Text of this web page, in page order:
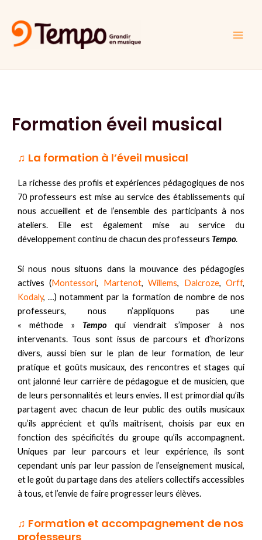
contenu
Formation éveil musical
♫ La formation à l’éveil musical
La richesse des profils et expériences pédagogiques de nos
70 professeurs est mise au service des établissements qui
nous accueillent et de l’ensemble des participants à nos
ateliers. Elle est également mise au service du
développement continu de chacun des professeurs Tempo.
Si nous nous situons dans la mouvance des pédagogies
actives (Montessori, Martenot,Willems, Dalcroze,Orff,
Kodaly, …) notamment par la formation de nombre de nos
professeurs, nous n’appliquons pas une
« méthode » Tempoqui viendrait s’imposer à nos
intervenants. Tous sont issus de parcours et d’horizons
divers, aussi bien sur le plan de leur formation, de leur
pratique et goûts musicaux, des rencontres et stages qui
ont jalonné leur carrière de pédagogue et de musicien, que
de leurs personnalités et leurs envies. Il est primordial qu’ils
partagent avec chacun de leur public des outils musicaux
qu’ils apprécient et qu’ils maîtrisent, choisis par eux en
fonction des spécificités du groupe qu’ils accompagnent.
Uniques par leur parcours et leur expérience, ils sont
cependant unis par leur passion de l’enseignement musical,
et le goût du partage dans des ateliers collectifs accessibles
à tous, et l’envie de faire progresser leurs élèves.
♫ Formation et accompagnement de nos
professeurs